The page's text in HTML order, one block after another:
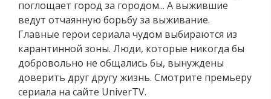
поглощает город за городом... А выжившие
ведут отчаянную борьбу за выживание.
Главные герои сериала чудом выбираются из
карантинной зоны. Люди, которые никогда бы
добровольно не общались бы, вынуждены
доверить друг другу жизнь. Смотрите премьеру
сериала на сайте UniverTV.